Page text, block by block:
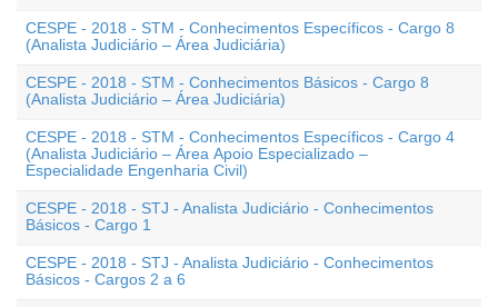
CESPE - 2018 - STM - Conhecimentos Específicos - Cargo 8
(Analista Judiciário – Área Judiciária)
CESPE - 2018 - STM - Conhecimentos Básicos - Cargo 8
(Analista Judiciário – Área Judiciária)
CESPE - 2018 - STM - Conhecimentos Específicos - Cargo 4
(Analista Judiciário – Área Apoio Especializado –
Especialidade Engenharia Civil)
CESPE - 2018 - STJ - Analista Judiciário - Conhecimentos
Básicos - Cargo 1
CESPE - 2018 - STJ - Analista Judiciário - Conhecimentos
Básicos - Cargos 2 a 6